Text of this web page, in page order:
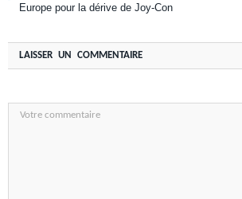
Europe pour la dérive de Joy-Con
LAISSER UN COMMENTAIRE